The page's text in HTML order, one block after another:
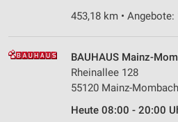
453,18 km •
BAUHAUS Mainz-
Rheinallee 128
55120 Mainz-Mombach
Heute 08:00 - 20:00
Verwendung von Profilen zur
Erstellung von Profilen zur
von Inhalten
Verwendung von Profilen zur
personalisierter Inhalte